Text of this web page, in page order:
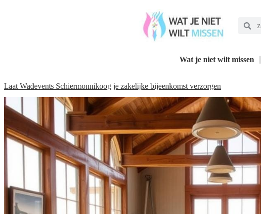
Wat je niet wilt missen
Laat Wadevents Schiermonnikoog je zakelijke bijeenkomst verzorgen